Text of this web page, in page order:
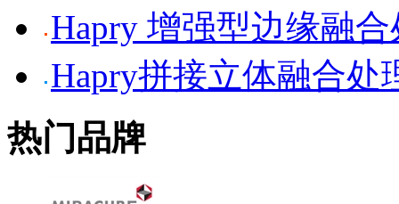
Hapry 增强型边缘融
Hapry拼接立体融合处
热门品牌